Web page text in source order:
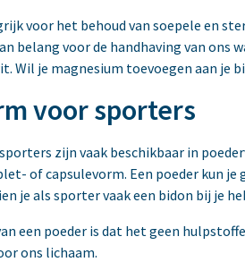
voor het behoud van soepele en
belang voor de handhaving van
Wil je magnesium toevoegen aan je
voor sporters
zijn vaak beschikbaar in
of capsulevorm. Een poeder kun
je als sporter vaak een bidon bij je
een poeder is dat het geen
ons lichaam.